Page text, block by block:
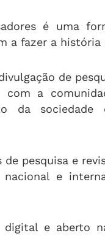
é uma
a fazer a história
de
com a
da sociedade
pesquisa e
e
e aberto